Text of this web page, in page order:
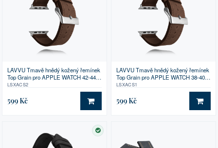
LAVVU Tmavě hnědý kožený řemínek
Top Grain pro APPLE WATCH 42-44
mm
LSXACS2
599 Kč DO KOŠÍKU
LAVVU Tmavě hnědý kožený řemínek
Top Grain pro APPLE WATCH 38-40
mm
LSXACS1
599 Kč DO
SKLADEM